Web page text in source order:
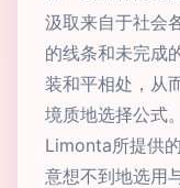
汲取来自于社会
的线条和未完成
装和平相处，从
境质地选择公式
Limonta所提供
意想不到地选用